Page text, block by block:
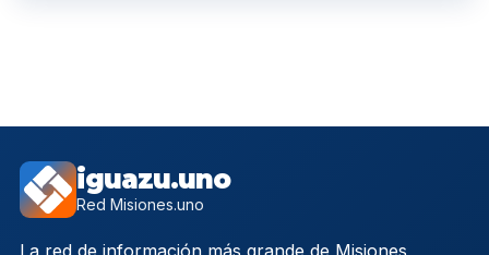
iguazu.uno
Red Misiones.uno
La red de información más grande de Misiones